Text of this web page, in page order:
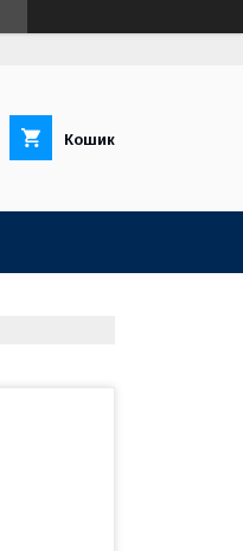
Кошик